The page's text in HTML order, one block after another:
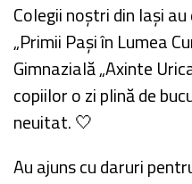
Colegii noștri din Iași
„Primii Pași în Lumea
Gimnazială „Axinte
copiilor o zi plină de
neuitat. 🤍
Au ajuns cu daruri